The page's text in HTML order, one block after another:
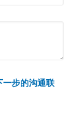
一步的沟通联